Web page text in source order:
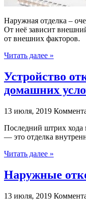
Наружная отделка –
От неё зависит
от внешних факторов.
Читать далее »
Устройство
домашних
13 июля, 2019
Последний штрих хода
— это отделка
Читать далее »
Наружные
13 июля, 2019